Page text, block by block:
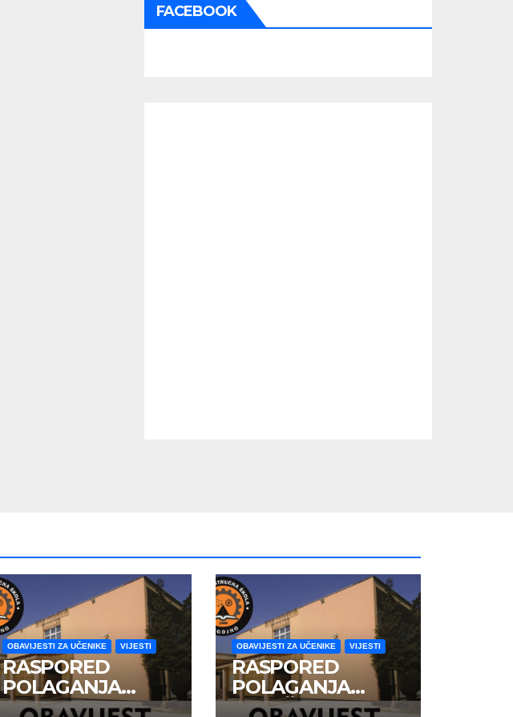
FACEBOOK
OBAVIJESTI ZA UČENIKE VIJESTI
RASPORED
POLAGANJA
MATURSKOG
OBAVIJESTI ZA UČENIKE VIJESTI
RASPORED
POLAGANJA
ZAVRŠNOG ISPITA